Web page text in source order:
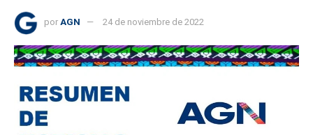
por AGN 24 de noviembre de 2022